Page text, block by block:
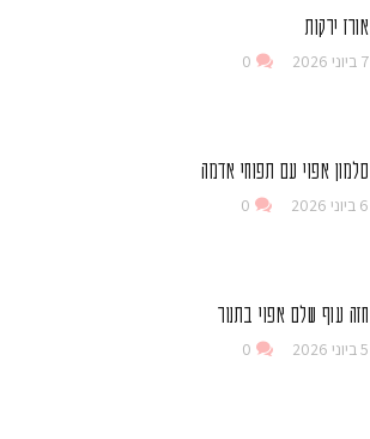
אורז ירקות
7 ביוני 2026 0
סלמון אפוי עם תפוחי אדמה
6 ביוני 2026 0
חזה עוף שלם אפוי בתנור
5 ביוני 2026 0